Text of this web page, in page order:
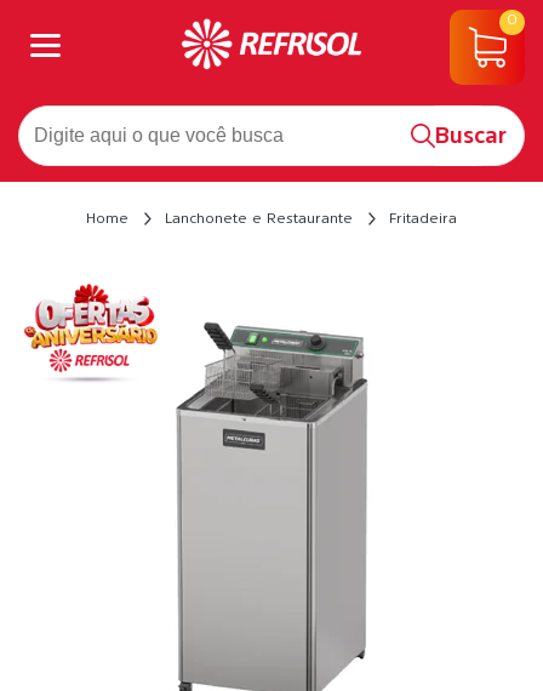
Buscar
0
Home Lanchonete e Restaurante Fritadeira